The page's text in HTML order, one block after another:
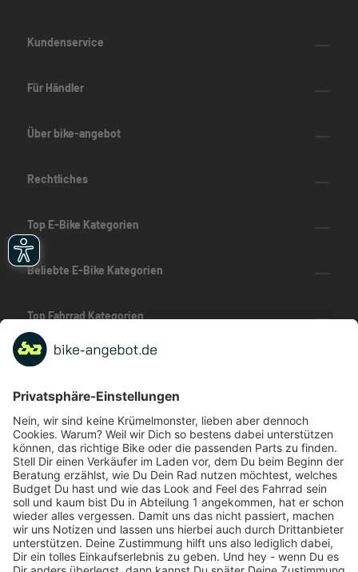
Kundenservice
Für Händler
Über bike-angebot
Rechtliches
Top E-Bike Kategorien
Beliebte E-Bike Kategorien
Top Fahrrad Kategorien
Beliebte Fahrrad-Kategorien
Marken-Highlights
TOP-Marken
ZAHLUNGSARTEN / RATENKAUF